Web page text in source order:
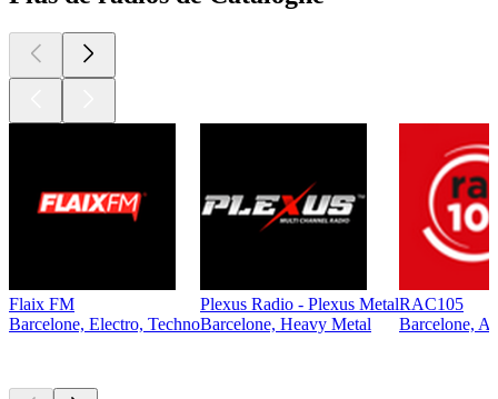
Flaix FM
Barcelone, Electro, Techno
Plexus Radio - Plexus Metal
Barcelone, Heavy Metal
RAC105
Barcelone,